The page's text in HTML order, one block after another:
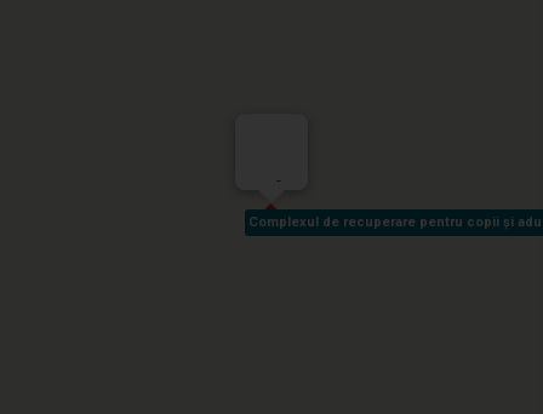
Complexul de recuperare pentru copii și
Complexul de recuperare pentru copii și
-